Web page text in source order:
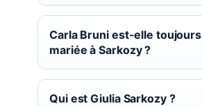
Carla Bruni est-elle toujours
mariée à Sarkozy ?
Qui est Giulia Sarkozy ?